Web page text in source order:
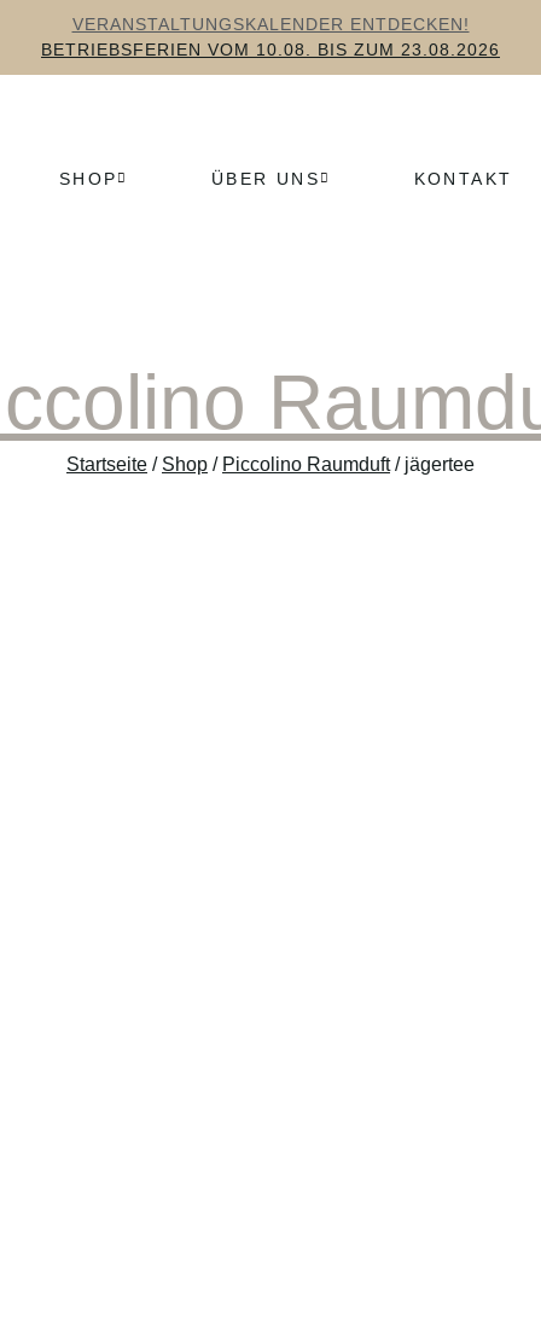
VERANSTALTUNGSKALENDER ENTDECKEN!
BETRIEBSFERIEN VOM 10.08. BIS ZUM 23.08.2026
SHOP ÜBER UNS KONTAKT
Startseite / Shop / Piccolino Raumduft/ jägertee